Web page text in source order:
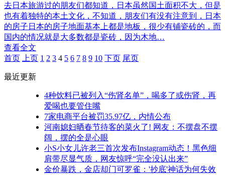
去日本旅游过的朋友们都知道，日本虽然国土面积不大，但是
也有着独特的本土文化，不知道，朋友们有没有注意到，日本
的房子日本的房子地面基本上都是地板，很少有铺瓷砖的，而
国内的情况就是大多数都是瓷砖，因为木地…
查看全文
首页
上页 1 2 3 4 5 6 7 8 9 10 下页 尾页
最近更新
4种饮料已被列入“伤肾名单”，喝多了或伤肾，再
爱喝也要管住嘴
7家电商平台被罚35.97亿，内情公布
河南媳妇晒春节待客的菜火了! 网友：不摆盘不摆
阔，摆的全是心眼
小S小女儿许老三首次发布Instagram动态！黑色细
肩带尽显气质，网友惊呼“完全没认出来”
金价暴跌，金店却门可罗雀：'抄底'神话为何失效